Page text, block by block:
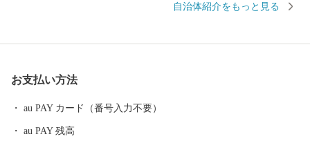
作「二十四の瞳」の平和の群像などの観光スポットが数多くあ
本一の生産量を誇る「ごま油」、小豆島産オリーブのしぼり果実
ょうどしま しまはも）」など、豊かな自然で育まれたおいしいも
自治体紹介をもっと見る
お支払い方法
au PAY カード（番号入力不要）
au PAY 残高